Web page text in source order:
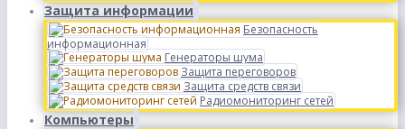
Защита информации
Безопасность
информационная
Генераторы шума
Защита переговоров
Защита средств связи
Радиомониторинг сетей
Компьютеры